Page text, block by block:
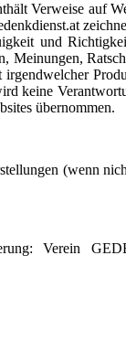
Verweise auf
und
Meinungen,
keine
übernommen.
(wenn
Verein